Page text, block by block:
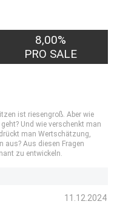
8,00%
PRO SALE
ist riesengroß. Aber wie
Und wie verschenkt man
man Wertschätzung,
aus? Aus diesen Fragen
zu entwickeln.
11.12.2024